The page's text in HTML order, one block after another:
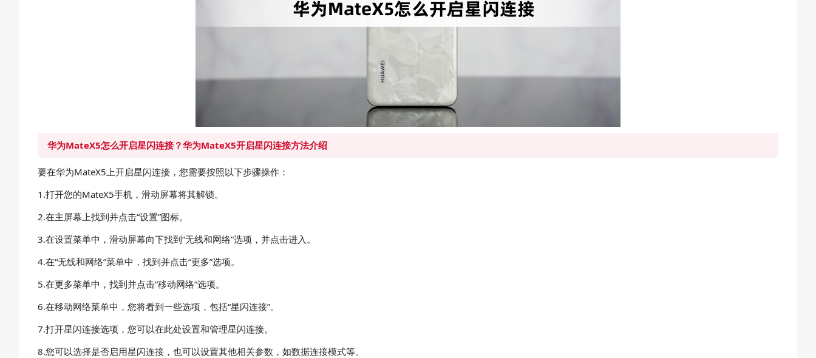
华为MateX5怎么开启星闪连接？华为MateX5开启星闪连接方法介绍
要在华为MateX5上开启星闪连接，您需要按照以下步骤操作：
1.打开您的MateX5手机，滑动屏幕将其解锁。
2.在主屏幕上找到并点击“设置”图标。
3.在设置菜单中，滑动屏幕向下找到“无线和网络”选项，并点击进入。
4.在“无线和网络”菜单中，找到并点击“更多”选项。
5.在更多菜单中，找到并点击“移动网络”选项。
6.在移动网络菜单中，您将看到一些选项，包括“星闪连接”。
7.打开星闪连接选项，您可以在此处设置和管理星闪连接。
8.您可以选择是否启用星闪连接，也可以设置其他相关参数，如数据连接模式等。